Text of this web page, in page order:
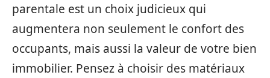
parentale est un choix judicieux qui
augmentera non seulement le confort des
occupants, mais aussi la valeur de votre bien
immobilier. Pensez à choisir des matériaux